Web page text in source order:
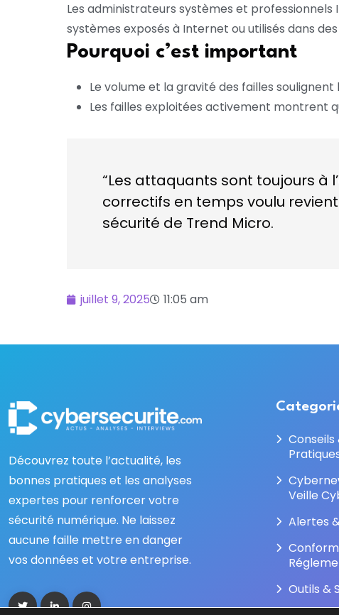
Les administrateurs systèmes et
systèmes exposés à Internet ou utilisés dans
Pourquoi c’est important
Le volume et la gravité des failles soulignent
Les failles exploitées activement montrent
“Les attaquants sont toujours à
correctifs en temps voulu
sécurité de Trend Micro.
juillet 9, 2025 11:05 am
Découvrez toute l’actualité, les
bonnes pratiques et les analyses
expertes pour renforcer votre
sécurité numérique. Ne laissez
aucune faille mettre en danger
vos données et votre entreprise.
Conseils
Veille
Alertes
Outils &